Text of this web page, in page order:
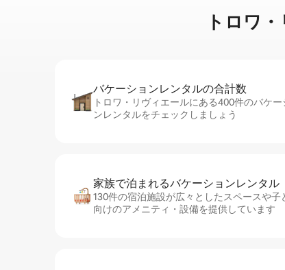
トロワ
バケーションレ⁠ン⁠タ⁠ル⁠の合⁠計⁠数
トロワ・リヴィエールにある400件のバケー
ンレンタルをチェックしましょう
家族で泊まれるバ⁠ケ⁠ー⁠シ⁠ョ⁠ンレ⁠ン⁠タ⁠ル
130件の宿泊施設が広々としたスペースや子
向けのアメニティ・設備を提供しています